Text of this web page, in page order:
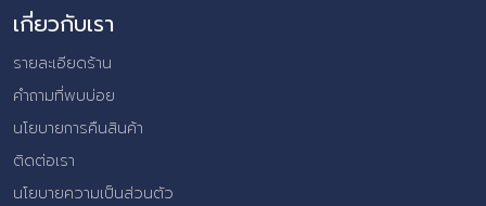
เกี่ยวกับเรา
รายละเอียดร้าน
คำถามที่พบบ่อย
นโยบายการคืนสินค้า
ติดต่อเรา
นโยบายความเป็นส่วนตัว